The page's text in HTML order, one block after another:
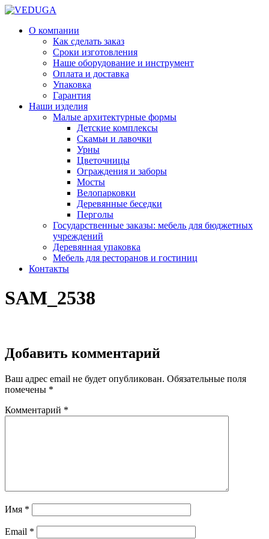
О компании
Как сделать заказ
Сроки изготовления
Наше оборудование и инструмент
Оплата и доставка
Упаковка
Гарантия
Наши изделия
Малые архитектурные формы
Детские комплексы
Скамьи и лавочки
Урны
Цветочницы
Ограждения и заборы
Мосты
Велопарковки
Деревянные беседки
Перголы
Государственные заказы: мебель для бюджетных
учреждений
Деревянная упаковка
Мебель для ресторанов и гостиниц
Контакты
SAM_2538
Добавить комментарий
Ваш адрес email не будет опубликован. Обязательные поля
помечены *
Комментарий *
Имя *
Email *